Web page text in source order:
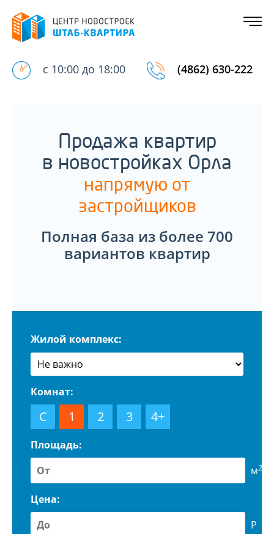
с 10:00 до 18:00 (4862) 630-222
Продажа квартир
в новостройках Орла
напрямую от
застройщиков
Полная база из более 700
вариантов квартир
Жилой комплекс:
Комнат:
С 1 2 3 4+
Площадь:
м2
Цена:
Р